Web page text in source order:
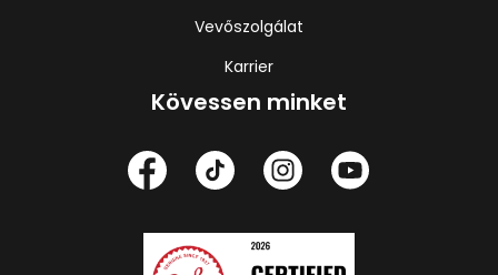
Vevőszolgálat
Karrier
Kövessen minket